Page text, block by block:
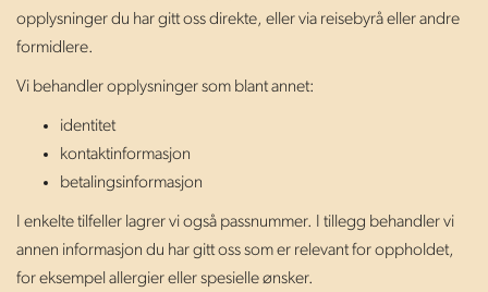
opplysninger du har gitt oss direkte, eller via reisebyrå eller andre
formidlere.
Vi behandler opplysninger som blant annet:
identitet
kontaktinformasjon
betalingsinformasjon
I enkelte tilfeller lagrer vi også passnummer. I tillegg behandler vi
annen informasjon du har gitt oss som er relevant for oppholdet,
for eksempel allergier eller spesielle ønsker.